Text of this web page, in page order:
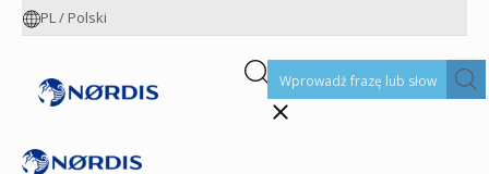
PL/ Polski